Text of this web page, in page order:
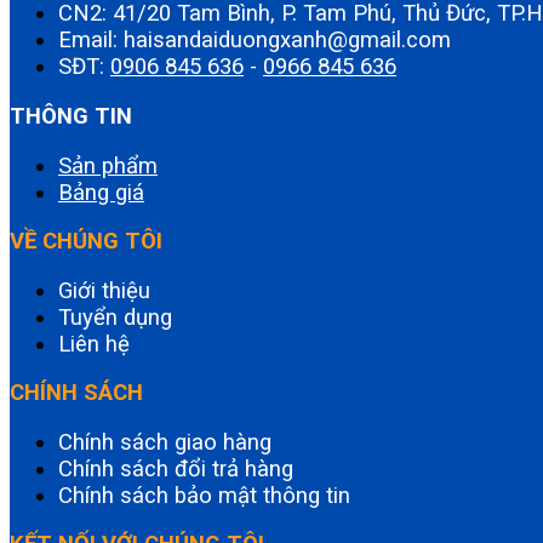
CN2: 41/20 Tam Bình, P. Tam Phú, Thủ Đức,
Email: haisandaiduongxanh@gmail.com
SĐT: 0906 845 636 - 0966 845 636
THÔNG TIN
Sản phẩm
Bảng giá
VỀ CHÚNG TÔI
Giới thiệu
Tuyển dụng
Liên hệ
CHÍNH SÁCH
Chính sách giao hàng
Chính sách đổi trả hàng
Chính sách bảo mật thông tin